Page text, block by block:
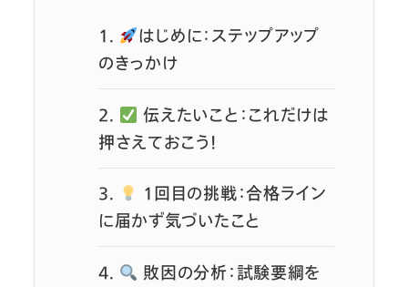
1.
はじめに：ステップアップ
のきっかけ
2.
伝えたいこと：これだけは
押さえておこう！
3.
1回目の挑戦：合格ライン
に届かず気づいたこと
4.
敗因の分析：試験要綱を